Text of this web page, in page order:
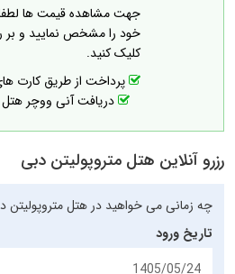
جهت مشاهده قیمت ها لطفا
خود را مشخص نمایید و بر
کلیک کنید.
پرداخت از طریق کارت
دریافت آنی ووچر هتل
رزرو آنلاین هتل متروپولیتن دبی
چه زمانی می خواهید در هتل متروپولیتن
تاریخ ورود